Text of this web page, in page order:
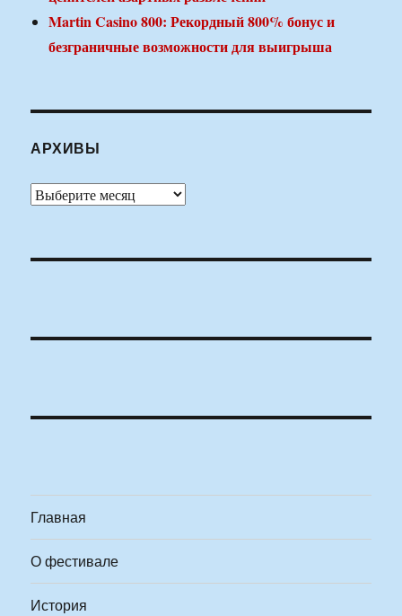
Martin Casino 800: Рекордный 800% бонус и
безграничные возможности для выигрыша
АРХИВЫ
Архивы
Главная
О фестивале
История